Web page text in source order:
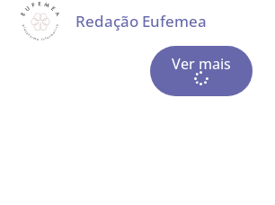
Redação Eufemea
Ver mais